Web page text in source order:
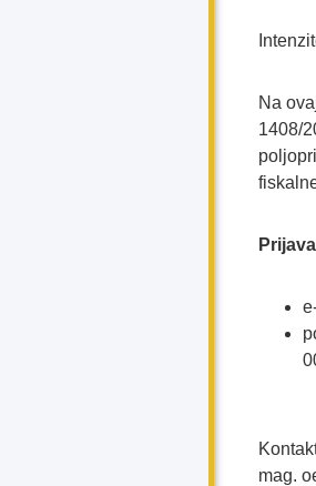
Na
1408/
mag.